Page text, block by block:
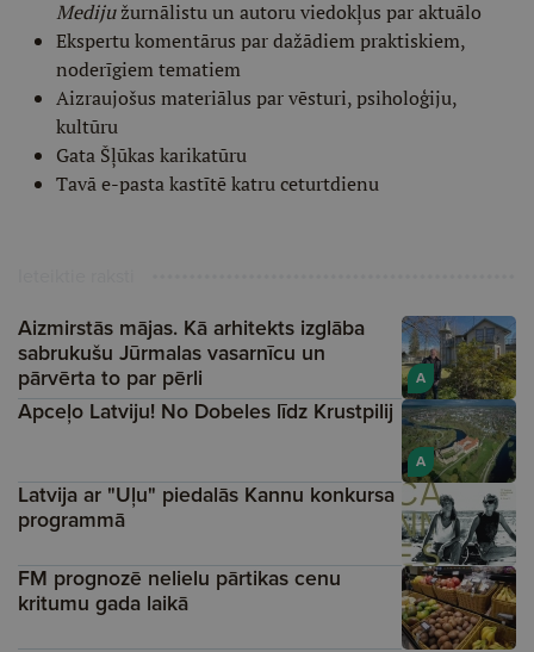
Medijužurnālistu un autoru viedokļus par aktuālo
Ekspertu komentārus par dažādiem praktiskiem,
noderīgiem tematiem
Aizraujošus materiālus par vēsturi, psiholoģiju,
kultūru
Gata Šļūkas karikatūru
Tavā e-pasta kastītē katru ceturtdienu
A
Aizmirstās mājas. Kā arhitekts izglāba
sabrukušu Jūrmalas vasarnīcu un
pārvērta to par pērli
A
Apceļo Latviju! No Dobeles līdz Krustpilij
Latvija ar "Uļu" piedalās Kannu konkursa
programmā
FM prognozē nelielu pārtikas cenu
kritumu gada laikā